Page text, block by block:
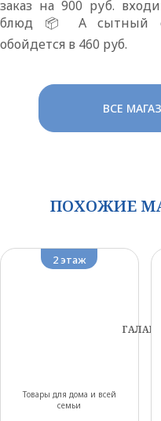
заказ на 900 руб.
блюд 📦 А сытный
обойдется в 460 руб.
ВСЕ
ПОХОЖИЕ
2 этаж
Товары для дома и всей
семьи